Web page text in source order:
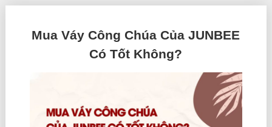
Mua Váy Công Chúa Của JUNBEE
Có Tốt Không?